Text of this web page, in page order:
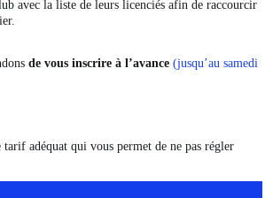
avec la liste de leurs licenciés afin de raccourcir
de vous inscrire à l’avance (jusqu’au samedi
tarif adéquat qui vous permet de ne pas régler